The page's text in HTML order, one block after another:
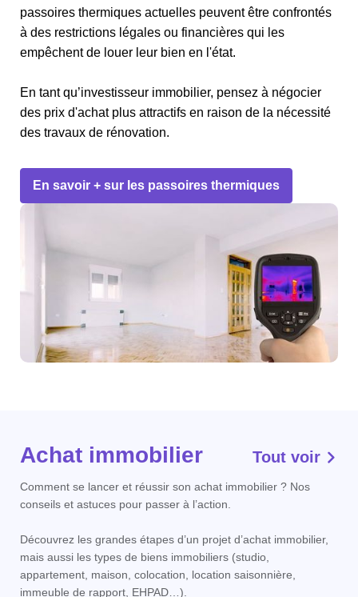
passoires thermiques actuelles peuvent être confrontés
à des restrictions légales ou financières qui les
empêchent de louer leur bien en l'état.
En tant qu’investisseur immobilier, pensez à négocier
des prix d'achat plus attractifs en raison de la nécessité
des travaux de rénovation.
En savoir + sur les passoires thermiques
Achat immobilier Tout voir
Comment se lancer et réussir son achat immobilier ? Nos
conseils et astuces pour passer à l’action.
Découvrez les grandes étapes d’un projet d’achat immobilier,
mais aussi les types de biens immobiliers (studio,
appartement, maison, colocation, location saisonnière,
immeuble de rapport, EHPAD…).